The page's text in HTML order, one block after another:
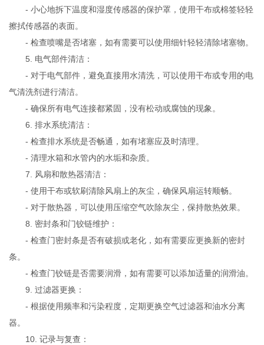
- 小心地拆下温度和湿度传感器的保护罩，使用干布或棉签轻轻
擦拭传感器的表面。
- 检查喷嘴是否堵塞，如有需要可以使用细针轻轻清除堵塞物。
5. 电气部件清洁：
- 对于电气部件，避免直接用水清洗，可以使用干布或专用的电
气清洗剂进行清洁。
- 确保所有电气连接都紧固，没有松动或腐蚀的现象。
6. 排水系统清洁：
- 检查排水系统是否畅通，如有堵塞应及时清理。
- 清理水箱和水管内的水垢和杂质。
7. 风扇和散热器清洁：
- 使用干布或软刷清除风扇上的灰尘，确保风扇运转顺畅。
- 对于散热器，可以使用压缩空气吹除灰尘，保持散热效果。
8. 密封条和门铰链维护：
- 检查门密封条是否有破损或老化，如有需要应更换新的密封
条。
- 检查门铰链是否需要润滑，如有需要可以添加适量的润滑油。
9. 过滤器更换：
- 根据使用频率和污染程度，定期更换空气过滤器和油水分离
器。
10. 记录与复查：